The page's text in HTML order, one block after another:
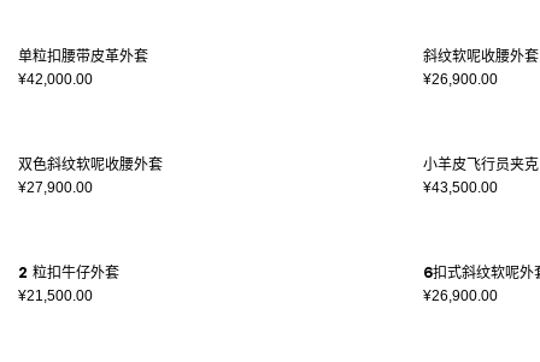
单粒扣腰带皮革外套
¥42,000.00
斜纹软呢收腰外套
¥26,900.00
双色斜纹软呢收腰外套
¥27,900.00
小羊皮飞行员夹克
¥43,500.00
2 粒扣牛仔外套
¥21,500.00
6扣式斜纹软呢外
¥26,900.00